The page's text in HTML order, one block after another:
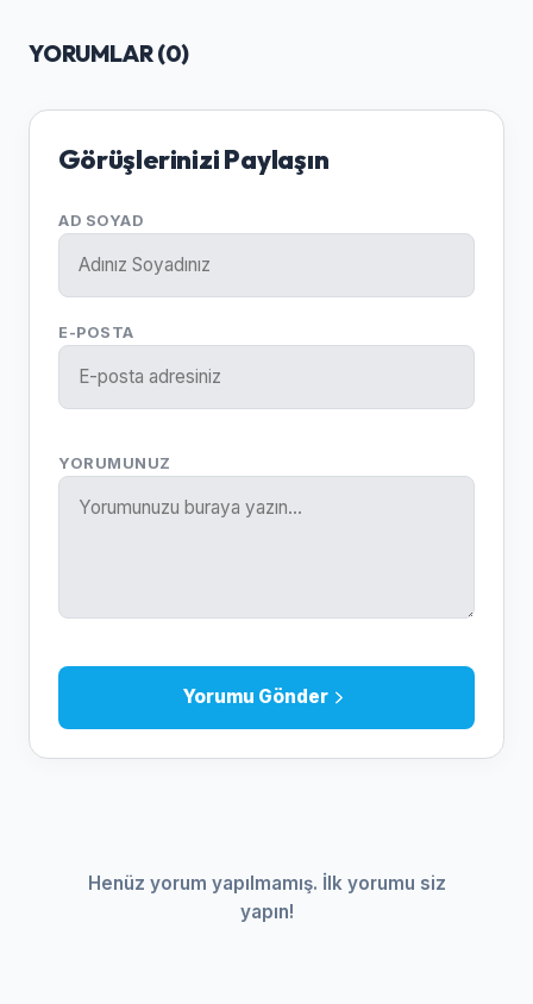
YORUMLAR (0)
Görüşlerinizi Paylaşın
AD SOYAD
E-POSTA
YORUMUNUZ
Yorumu Gönder
Henüz yorum yapılmamış. İlk yorumu siz
yapın!